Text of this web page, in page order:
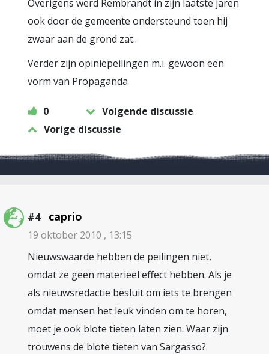
Overigens werd Rembrandt in zijn laatste jaren
ook door de gemeente ondersteund toen hij
zwaar aan de grond zat..
Verder zijn opiniepeilingen m.i. gewoon een
vorm van Propaganda
0
Volgende discussie
Vorige discussie
#4 caprio
19 oktober 2010 , 13:15
Nieuwswaarde hebben de peilingen niet,
omdat ze geen materieel effect hebben. Als je
als nieuwsredactie besluit om iets te brengen
omdat mensen het leuk vinden om te horen,
moet je ook blote tieten laten zien. Waar zijn
trouwens de blote tieten van Sargasso?